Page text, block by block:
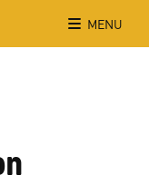
MENU